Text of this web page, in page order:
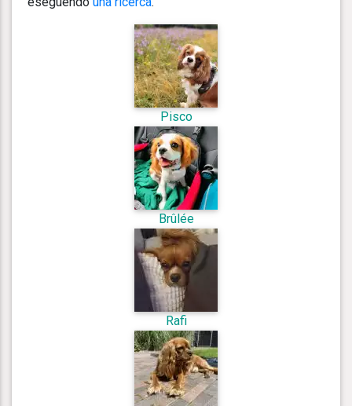
Pisco
Brûlée
Rafi